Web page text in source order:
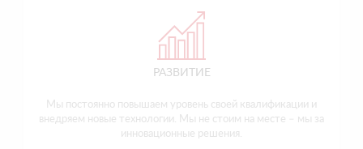
РАЗВИТИЕ
Мы постоянно повышаем уровень своей квалификации и
внедряем новые технологии. Мы не стоим на месте – мы за
инновационные решения.